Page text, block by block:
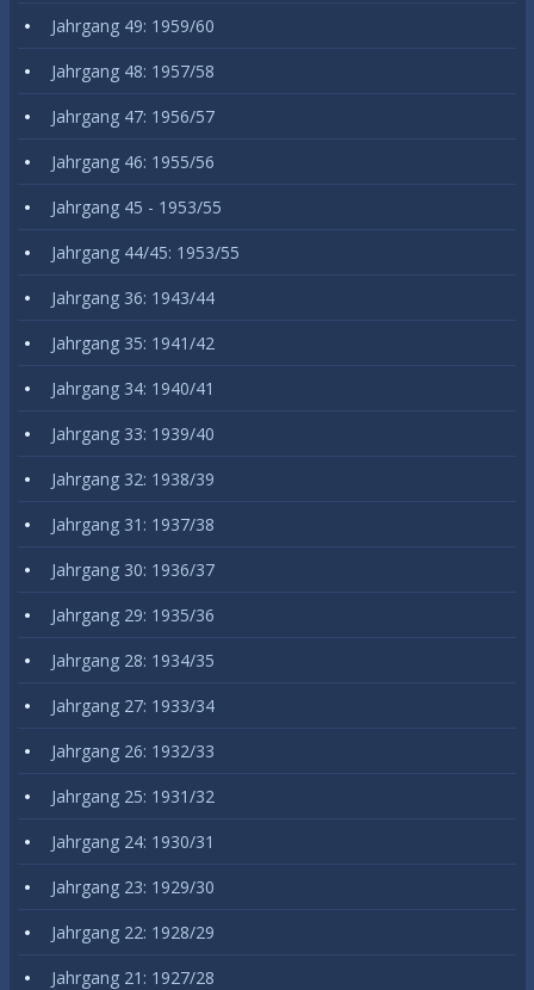
Jahrgang 49: 1959/60
Jahrgang 48: 1957/58
Jahrgang 47: 1956/57
Jahrgang 46: 1955/56
Jahrgang 45 - 1953/55
Jahrgang 44/45: 1953/55
Jahrgang 36: 1943/44
Jahrgang 35: 1941/42
Jahrgang 34: 1940/41
Jahrgang 33: 1939/40
Jahrgang 32: 1938/39
Jahrgang 31: 1937/38
Jahrgang 30: 1936/37
Jahrgang 29: 1935/36
Jahrgang 28: 1934/35
Jahrgang 27: 1933/34
Jahrgang 26: 1932/33
Jahrgang 25: 1931/32
Jahrgang 24: 1930/31
Jahrgang 23: 1929/30
Jahrgang 22: 1928/29
Jahrgang 21: 1927/28